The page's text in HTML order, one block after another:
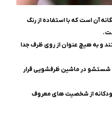
آن است که با استفاده از رنگ
و به هیچ عنوان از روی ظرف جدا
شستشو در ماشین ظرفشویی قرار
از شخصیت های معروف